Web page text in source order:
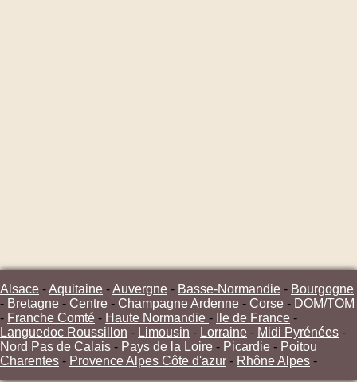
Alsace -Aquitaine -Auvergne - Basse-Normandie - Bourgogne
- Bretagne - Centre - Champagne Ardenne - Corse - DOM/TOM
- Franche Comté - Haute Normandie - Ile de France -
Languedoc Roussillon - Limousin - Lorraine - Midi Pyrénées -
Nord Pas de Calais - Pays de la Loire - Picardie - Poitou
Charentes - Provence Alpes Côte d'azur - Rhône Alpes -